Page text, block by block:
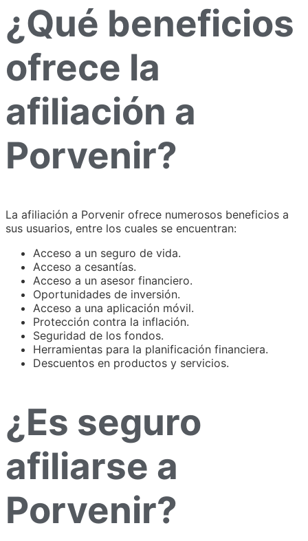
¿Qué beneficios
ofrece la
afiliación a
Porvenir?
La afiliación a Porvenir ofrece numerosos beneficios a
sus usuarios, entre los cuales se encuentran:
Acceso a un seguro de vida.
Acceso a cesantías.
Acceso a un asesor financiero.
Oportunidades de inversión.
Acceso a una aplicación móvil.
Protección contra la inflación.
Seguridad de los fondos.
Herramientas para la planificación financiera.
Descuentos en productos y servicios.
¿Es seguro
afiliarse a
Porvenir?